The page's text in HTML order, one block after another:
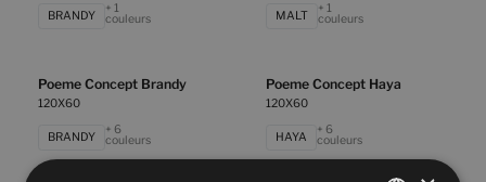
BRANDY
+ 1
couleurs MALT
+ 1
couleurs
Poeme Concept Brandy
120X60
BRANDY
+ 6
couleurs
Poeme Concept Haya
120X60
HAYA
+ 6
couleurs